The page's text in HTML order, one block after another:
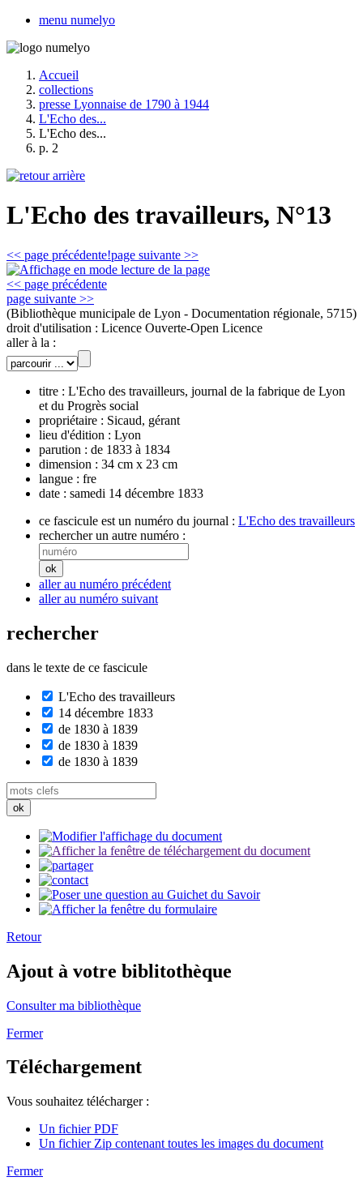
menu numelyo
Accueil
collections
presse Lyonnaise de 1790 à 1944
L'Echo des...
L'Echo des...
p. 2
L'Echo des travailleurs, N°13
<< page précédente!page suivante >>
<< page précédente
page suivante >>
(Bibliothèque municipale de Lyon - Documentation régionale, 5715)
droit d'utilisation : Licence Ouverte-Open Licence
aller à la :
titre : L'Echo des travailleurs, journal de la fabrique de Lyon
et du Progrès social
propriétaire : Sicaud, gérant
lieu d'édition : Lyon
parution : de 1833 à 1834
dimension : 34 cm x 23 cm
langue : fre
date : samedi 14 décembre 1833
ce fascicule est un numéro du journal : L'Echo des travailleurs
rechercher un autre numéro :
aller au numéro précédent
aller au numéro suivant
rechercher
dans le texte de ce fascicule
L'Echo des travailleurs
14 décembre 1833
de 1830 à 1839
de 1830 à 1839
de 1830 à 1839
Retour
Ajout à votre biblitothèque
Consulter ma bibliothèque
Fermer
Téléchargement
Vous souhaitez télécharger :
Un fichier PDF
Un fichier Zip contenant toutes les images du document
Fermer